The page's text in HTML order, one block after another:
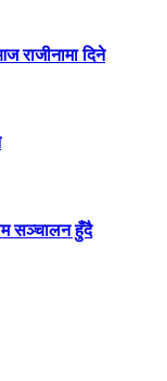
राजीनामा दिने
सञ्चालन हुँदै